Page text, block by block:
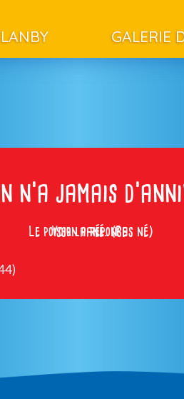
GALERIE
n’a jamais
Voir la réponse
Le poisson pané. (Pas né)